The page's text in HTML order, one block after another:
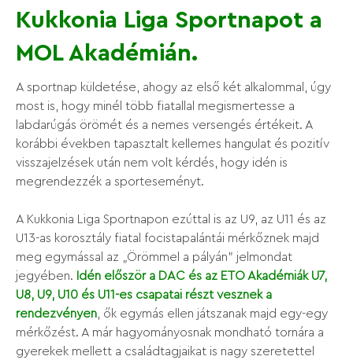
Kukkonia Liga Sportnapot a
MOL Akadémián.
A sportnap küldetése, ahogy az első két alkalommal, úgy
most is, hogy minél több fiatallal megismertesse a
labdarúgás örömét és a nemes versengés értékeit. A
korábbi években tapasztalt kellemes hangulat és pozitív
visszajelzések után nem volt kérdés, hogy idén is
megrendezzék a sporteseményt.
A Kukkonia Liga Sportnapon ezúttal is az U9, az U11 és az
U13-as korosztály fiatal focistapalántái mérkőznek majd
meg egymással az „Örömmel a pályán” jelmondat
jegyében. Idén először a DAC és az ETO Akadémiák U7,
U8, U9, U10 és U11-es csapatai részt vesznek a
rendezvényen , ők egymás ellen játszanak majd egy-egy
mérkőzést. A már hagyományosnak mondható tornára a
gyerekek mellett a családtagjaikat is nagy szeretettel